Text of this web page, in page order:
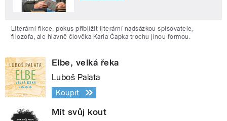
Literární fikce, pokus přiblížit literární nadsázkou spisovatele,
filozofa, ale hlavně člověka Karla Čapka trochu jinou formou.
Elbe, velká řeka
Luboš Palata
Koupit
Mít svůj kout